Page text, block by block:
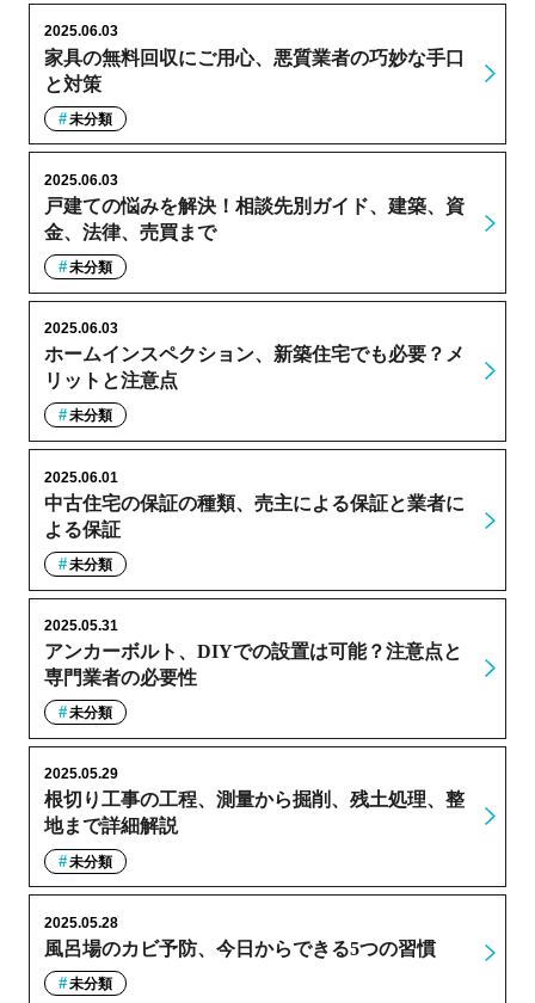
家具の無料回収にご用心、悪質業者の巧妙な手口
と対策
2025.06.03
未分類
戸建ての悩みを解決！相談先別ガイド、建築、資
金、法律、売買まで
2025.06.03
未分類
ホームインスペクション、新築住宅でも必要？メ
リットと注意点
2025.06.03
未分類
中古住宅の保証の種類、売主による保証と業者に
よる保証
2025.06.01
未分類
アンカーボルト、DIYでの設置は可能？注意点と
専門業者の必要性
2025.05.31
未分類
根切り工事の工程、測量から掘削、残土処理、整
地まで詳細解説
2025.05.29
未分類
風呂場のカビ予防、今日からできる5つの習慣
2025.05.28
未分類